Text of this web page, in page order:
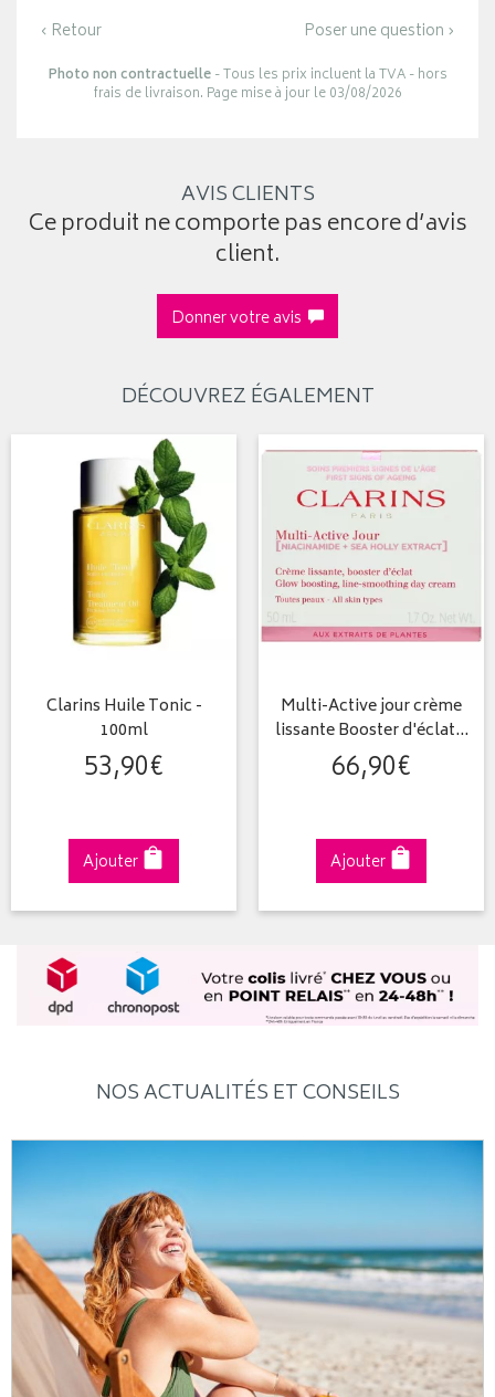
‹ Retour Poser une question ›
Photo non contractuelle- Tous les prix incluent la TVA - hors
frais de livraison. Page mise à jour le 03/08/2026
AVIS CLIENTS
Ce produit ne comporte pas encore d’avis
client.
Donner votre avis
DÉCOUVREZ ÉGALEMENT
Clarins Huile Tonic -
100ml
53,90€
Ajouter
Multi-Active jour crème
lissante Booster d'éclat…
66,90€
Ajouter
NOS ACTUALITÉS ET CONSEILS